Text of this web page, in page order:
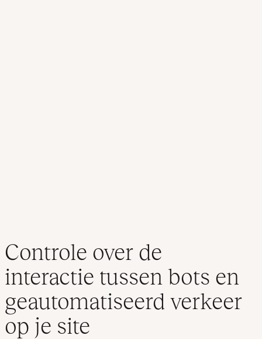
Controle over de
interactie tussen bots en
geautomatiseerd verkeer
op je site